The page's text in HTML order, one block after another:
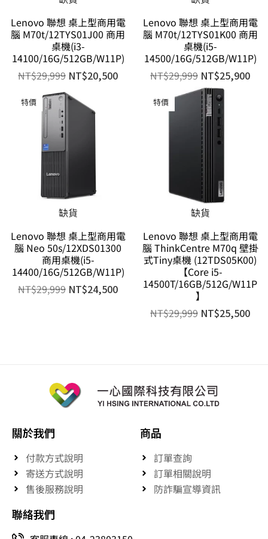
Lenovo 聯想 桌上型商用電
腦 M70t/12TYS01J00 商用
桌機(i3-
14100/16G/512GB/W11P)
NT$29,999 NT$20,500
Lenovo 聯想 桌上型商用電
腦 M70t/12TYS01K00 商用
桌機(i5-
14500/16G/512GB/W11P)
NT$29,999 NT$25,900
特價
缺貨
Lenovo 聯想 桌上型商用電
腦 Neo 50s/12XDS01300
商用桌機(i5-
14400/16G/512GB/W11P)
NT$29,999 NT$24,500
特價
缺貨
Lenovo 聯想 桌上型商用電
腦 ThinkCentre M70q 壁掛
式Tiny桌機 (12TDS05K00)
【Core i5-
14500T/16GB/512G/W11P
】
NT$29,999 NT$25,500
關於我們
付款方式說明
寄送方式說明
售後服務說明
商品
訂單查詢
訂單相關說明
防詐騙宣導資訊
聯絡我們